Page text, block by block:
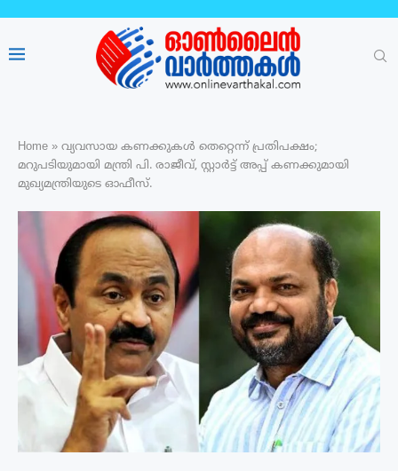
Home » വ്യവസായ കണക്കുകൾ തെറ്റെന്ന് പ്രതിപക്ഷം;
മറുപടിയുമായി മന്ത്രി പി. രാജീവ്, സ്റ്റാർട്ട് അപ്പ് കണക്കുമായി
മുഖ്യമന്ത്രിയുടെ ഓഫീസ്.